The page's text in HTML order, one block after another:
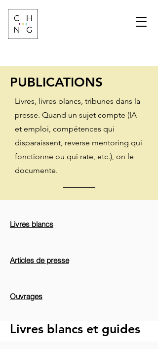
PUBLICATIONS
Livres, livres blancs, tribunes dans la
presse. Quand un sujet compte (IA
et emploi, compétences qui
disparaissent, reverse mentoring qui
fonctionne ou qui rate, etc.), on le
documente.
Livres blancs
Articles de presse
Ouvrages
Livres blancs et guides